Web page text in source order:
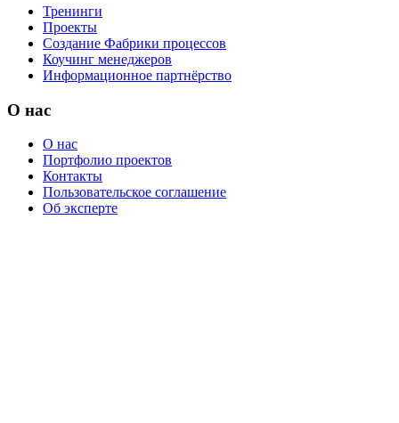
Тренинги
Проекты
Создание Фабрики процессов
Коучинг менеджеров
Информационное партнёрство
О нас
О нас
Портфолио проектов
Контакты
Пользовательское соглашение
Об эксперте